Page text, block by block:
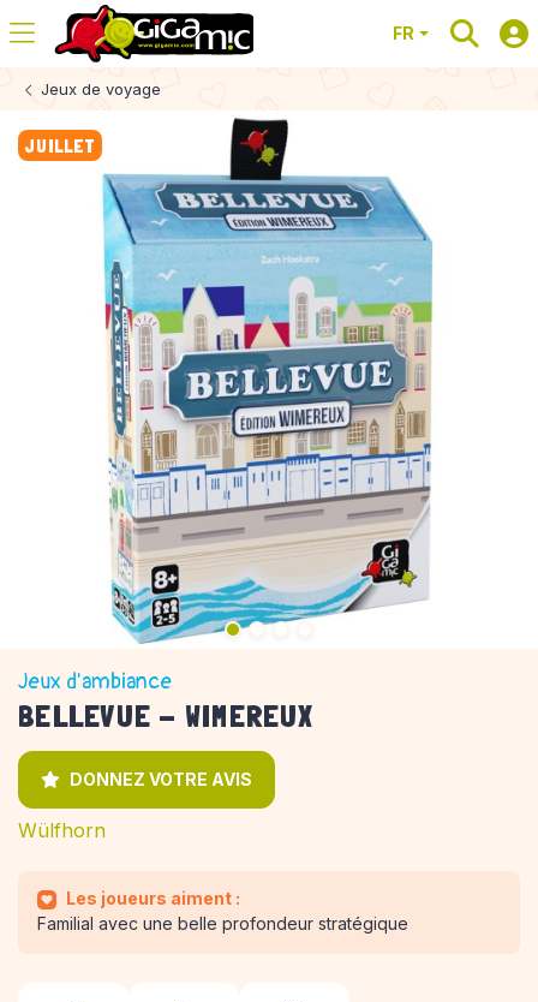
FR
Jeux de voyage
JUILLET
Jeux d'ambiance
BELLEVUE - WIMEREUX
DONNEZ VOTRE AVIS
Wülfhorn
Les joueurs aiment :
Familial avec une belle profondeur stratégique